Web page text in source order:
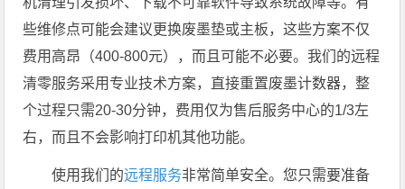
些维修点可能会建议更换废墨垫或主板，这些方案不仅
费用高昂（400-800元），而且可能不必要。我们的远程
清零服务采用专业技术方案，直接重置废墨计数器，整
个过程只需20-30分钟，费用仅为售后服务中心的1/3左
右，而且不会影响打印机其他功能。
使用我们的远程服务非常简单安全。您只需要准备